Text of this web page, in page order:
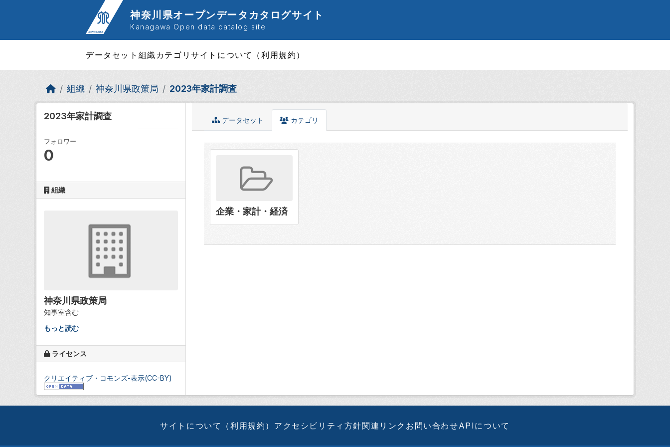
神奈川県オープンデータカタログサイト
Kanagawa Open data catalog site
データセット 組織 カテゴリサイトについて（利用規約）
組織 神奈川県政策局 2023年家計調査
2023年家計調査
フォロワー
0
組織
神奈川県政策局
知事室含む
もっと読む
ライセンス
クリエイティブ・コモンズ-表示(CC-BY)
データセット カテゴリ
企業・家計・経済
サイトについて（利用規約） アクセシビリティ方針関連リンク お問い合わせAPIについて